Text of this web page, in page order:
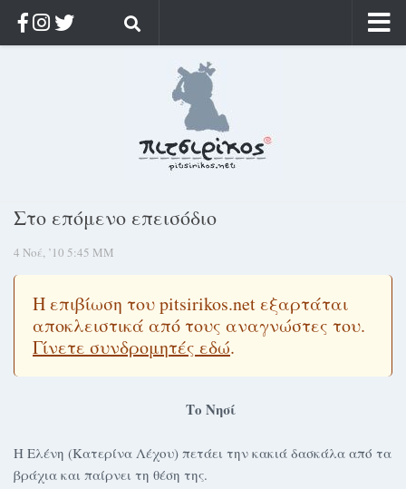
Στοχασμοί & αποφθέγματα
Διαφήμιση
Μόνο για συνδρομητές
Log in
Στο επόμενο επεισόδιο
4 Νοέ, ’10 5:45 ΜΜ
Η επιβίωση του pitsirikos.net εξαρτάται
αποκλειστικά από τους αναγνώστες του.
Γίνετε συνδρομητές εδώ.
Το Νησί
Η Ελένη (Κατερίνα Λέχου) πετάει την κακιά δασκάλα από τα
βράχια και παίρνει τη θέση της.